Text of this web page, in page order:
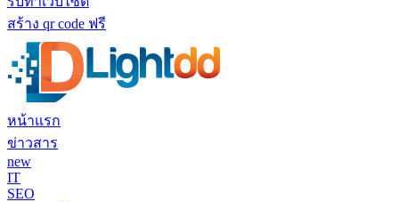
สร้าง qr code ฟรี
หน้าแรก
ข่าวสาร
new
IT
SEO